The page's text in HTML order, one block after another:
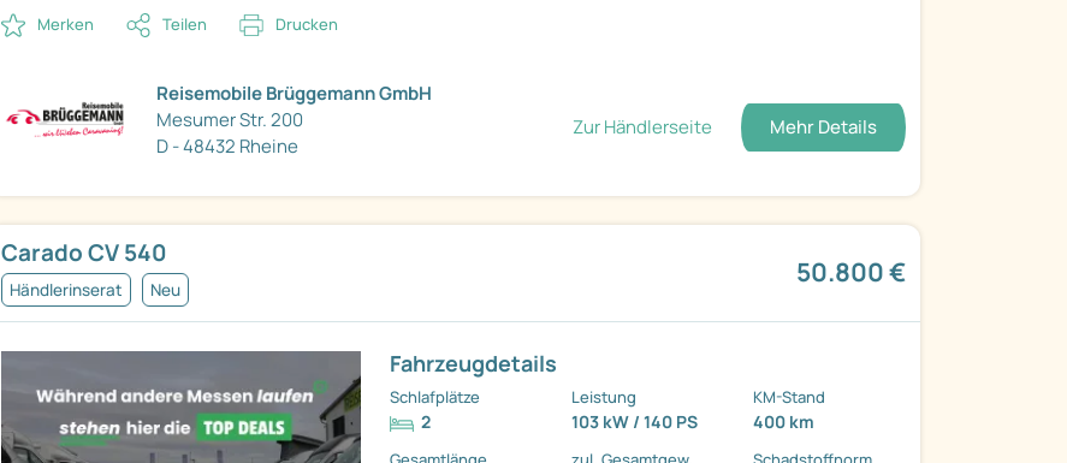
Merken Teilen Drucken
Reisemobile Brüggemann GmbH
Mesumer Str. 200
D - 48432 Rheine
Zur Händlerseite Mehr Details
Carado CV 540
Händlerinserat Neu
50.800 €
Fahrzeugdetails
Schlafplätze
2
Leistung
103 kW / 140 PS
KM-Stand
400 km